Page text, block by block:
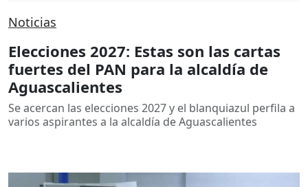
Noticias
Elecciones 2027: Estas son las cartas
fuertes del PAN para la alcaldía de
Aguascalientes
Se acercan las elecciones 2027 y el blanquiazul perfila a
varios aspirantes a la alcaldía de Aguascalientes